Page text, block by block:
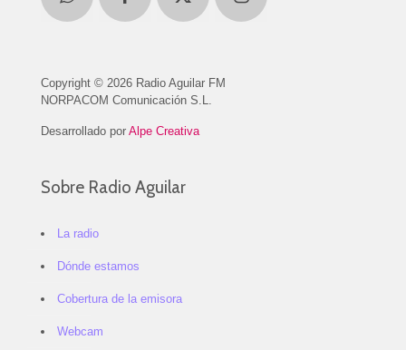
Copyright © 2026 Radio Aguilar FM
NORPACOM Comunicación S.L.
Desarrollado por Alpe Creativa
Sobre Radio Aguilar
La radio
Dónde estamos
Cobertura de la emisora
Webcam